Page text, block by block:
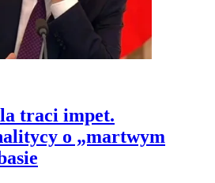
traci impet.
o „martwym